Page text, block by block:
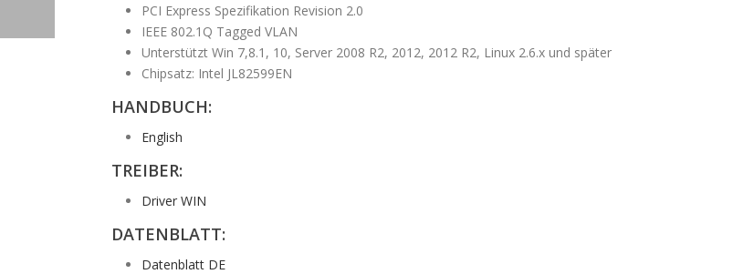
PCI Express Spezifikation Revision 2.0
IEEE 802.1Q Tagged VLAN
Unterstützt Win 7,8.1, 10, Server 2008 R2, 2012, 2012 R2, Linux 2.6.x und später
Chipsatz: Intel JL82599EN
HANDBUCH:
English
TREIBER:
Driver WIN
DATENBLATT:
Datenblatt DE